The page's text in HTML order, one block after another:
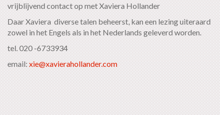
vrijblijvend contact op met Xaviera Hollander
Daar Xaviera diverse talen beheerst, kan een lezing uiteraard
zowel in het Engels als in het Nederlands geleverd worden.
tel. 020 -6733934
email: xie@xavierahollander.com